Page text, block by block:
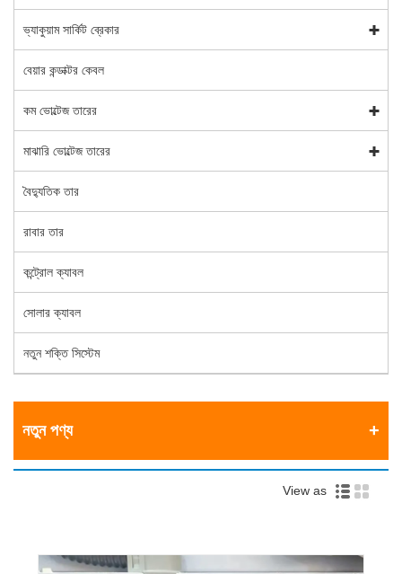
ভ্যাকুয়াম সার্কিট ব্রেকার
বেয়ার কন্ডাক্টর কেবল
কম ভোল্টেজ তারের
মাঝারি ভোল্টেজ তারের
বৈদ্যুতিক তার
রাবার তার
কন্ট্রোল ক্যাবল
সোলার ক্যাবল
নতুন শক্তি সিস্টেম
নতুন পণ্য
View as